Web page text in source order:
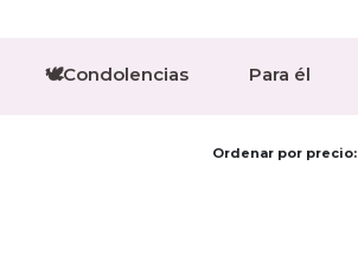
🕊️Condolencias Para él
Ordenar por precio: